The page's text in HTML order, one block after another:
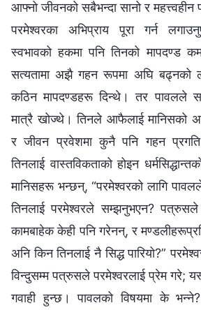
आफ्नो जीवनको सबैभन्दा सानो र
परमेश्‍वरका अभिप्राय पूरा गर्न
स्वभावको हकमा पनि तिनको मापदण्ड
सत्यतामा अझै गहन रूपमा अघि बढ्नको
कठिन मापदण्डहरू दिन्थे। तर पावलले
मात्रै खोज्थे। तिनले आफैलाई मानिसको
र जीवन प्रवेशमा कुनै पनि गहन प्रगति
तिनलाई वास्तविकताको होइन
मानिसहरू भन्छन्, “परमेश्‍वरको लागि
तिनलाई परमेश्‍वरले सम्झनुभएन? पत्रुसले
कामबाहेक केही पनि गरेनन्, र
अनि किन तिनलाई नै सिद्ध पारियो?”
विन्दुसम्‍म पत्रुसले परमेश्‍वरलाई प्रेम गरे;
गवाही हुन्छ। पावलको विषयमा के